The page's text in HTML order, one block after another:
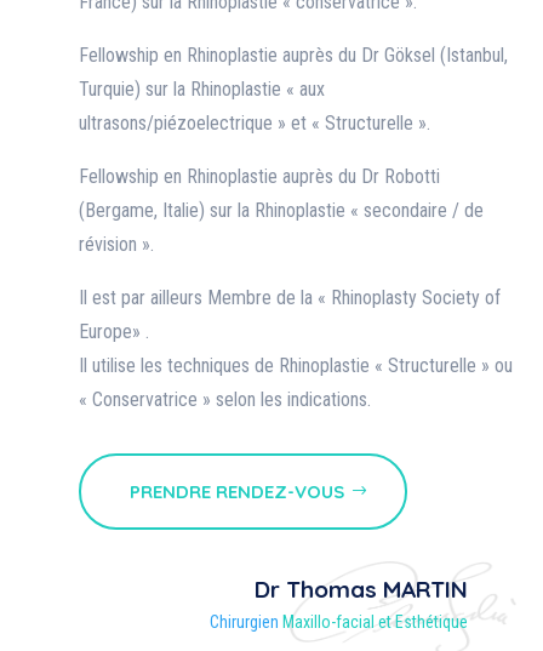
Fellowship en Rhinoplastie auprès du Dr Göksel (Istanbul,
Turquie) sur la Rhinoplastie « aux
ultrasons/piézoelectrique » et « Structurelle ».
Fellowship en Rhinoplastie auprès du Dr Robotti
(Bergame, Italie) sur la Rhinoplastie « secondaire / de
révision ».
Il est par ailleurs Membre de la « Rhinoplasty Society of
Europe» .
Il utilise les techniques de Rhinoplastie « Structurelle » ou
« Conservatrice » selon les indications.
PRENDRE RENDEZ-VOUS
Dr Thomas MARTIN
Chirurgien Maxillo-facial et Esthétique